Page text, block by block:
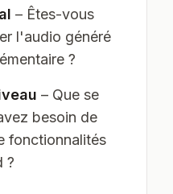
– Êtes-vous
l'audio généré
?
– Que se
besoin de
fonctionnalités
?